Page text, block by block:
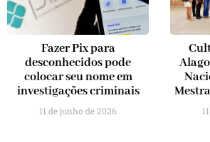
Fazer Pix para
desconhecidos pode
colocar seu nome em
investigações criminais
11 de junho de 2026